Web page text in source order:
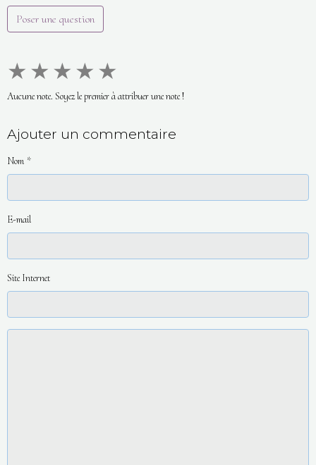
Poser une question
★ ★ ★ ★ ★
Aucune note. Soyez le premier à attribuer une note !
Ajouter un commentaire
Nom
E-mail
Site Internet